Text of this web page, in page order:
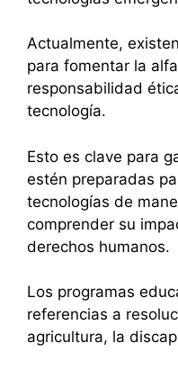
Actualmente,
para fomentar la
responsabilidad
tecnología.
Esto es clave para
estén preparadas
tecnologías de
comprender su
derechos humanos.
Los programas
referencias a
agricultura, la